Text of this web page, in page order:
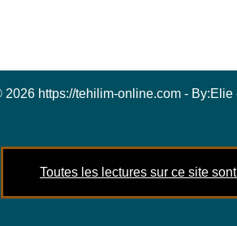
2026 https://tehilim-online.com - By:Elie
Toutes les lectures sur ce site